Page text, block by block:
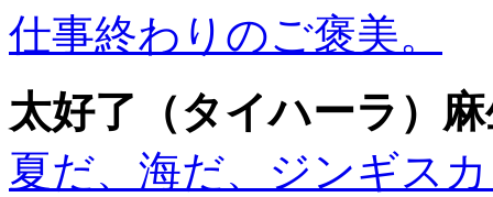
仕事終わりのご褒美。
太好了（タイハーラ）
夏だ、海だ、ジンギス